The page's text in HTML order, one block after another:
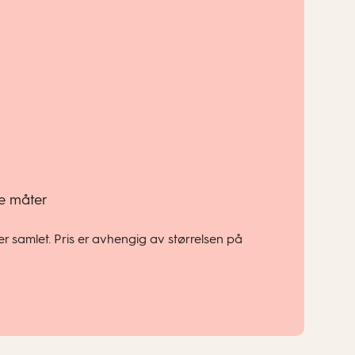
måter
samlet. Pris er avhengig av størrelsen på